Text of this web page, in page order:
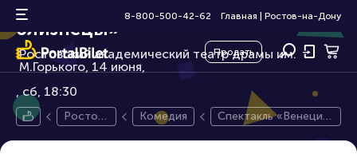
8-800-500-42-62 Главная Ростов-на-Дону
Продать
Спектакль «Венецианские
близнецы»
Ростовский академический театр драмы им.
М.Горького, 14 июня,
12+
сб, 18:30
Ростов-
Комедия
Спектакль «Венециа